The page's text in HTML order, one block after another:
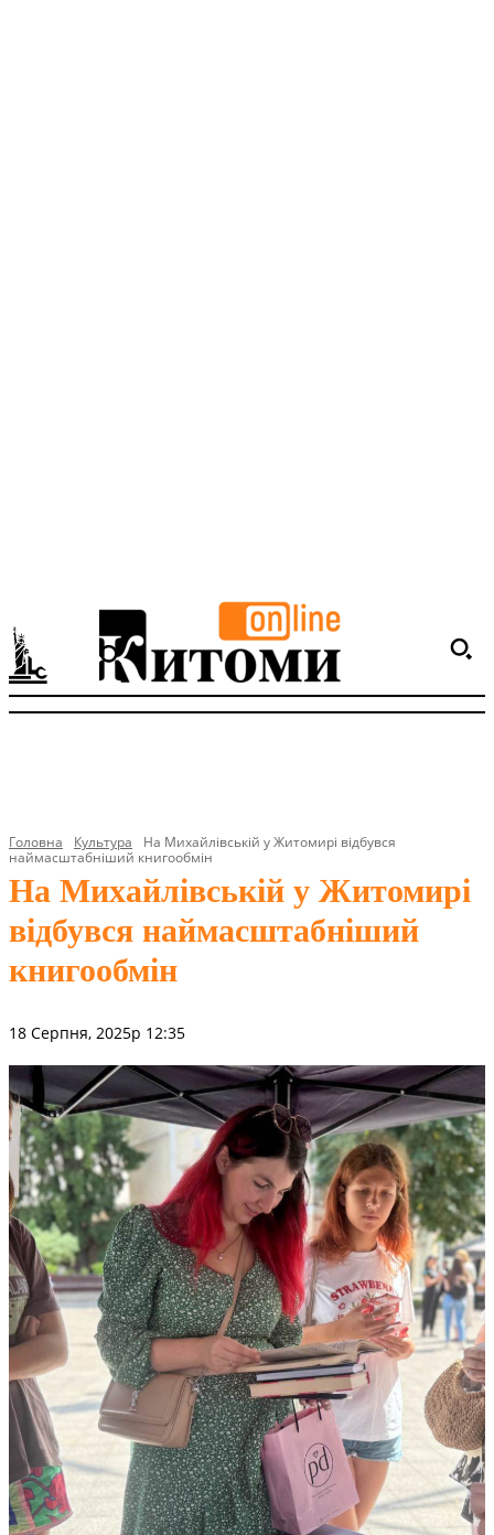
Головна Культура
На Михайлівській у Житомирі відбувся
наймасштабніший книгообмін
На Михайлівській у Житомирі
відбувся наймасштабніший
книгообмін
18 Серпня, 2025р 12:35